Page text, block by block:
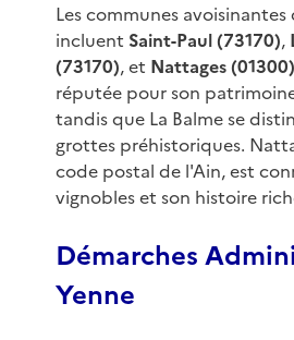
Les communes avoisinantes
incluent Saint-Paul (73170),
(73170), et Nattages (01300)
réputée pour son
tandis que La Balme se
grottes préhistoriques.
code postal de l'Ain, est
vignobles et son histoire
Démarches
Yenne